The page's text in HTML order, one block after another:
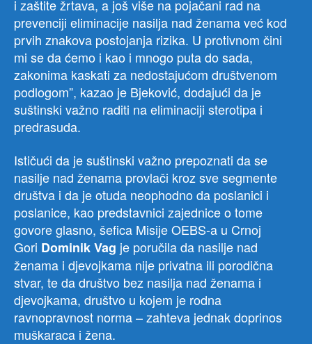
i zaštite žrtava, a još više na pojačani rad na
prevenciji eliminacije nasilja nad ženama već kod
prvih znakova postojanja rizika. U protivnom čini
mi se da ćemo i kao i mnogo puta do sada,
zakonima kaskati za nedostajućom društvenom
podlogom”, kazao je Bjeković, dodajući da je
suštinski važno raditi na eliminaciji sterotipa i
predrasuda.
Ističući da je suštinski važno prepoznati da se
nasilje nad ženama provlači kroz sve segmente
društva i da je otuda neophodno da poslanici i
poslanice, kao predstavnici zajednice o tome
govore glasno, šefica Misije OEBS-a u Crnoj
Gori Dominik Vag je poručila da nasilje nad
ženama i djevojkama nije privatna ili porodična
stvar, te da društvo bez nasilja nad ženama i
djevojkama, društvo u kojem je rodna
ravnopravnost norma – zahteva jednak doprinos
muškaraca i žena.